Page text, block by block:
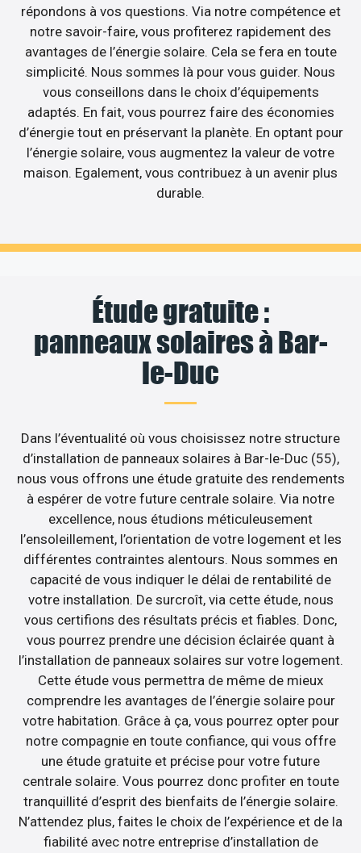
répondons à vos questions. Via notre compétence et
notre savoir-faire, vous profiterez rapidement des
avantages de l’énergie solaire. Cela se fera en toute
simplicité. Nous sommes là pour vous guider. Nous
vous conseillons dans le choix d’équipements
adaptés. En fait, vous pourrez faire des économies
d’énergie tout en préservant la planète. En optant pour
l’énergie solaire, vous augmentez la valeur de votre
maison. Egalement, vous contribuez à un avenir plus
durable.
Étude gratuite :
panneaux solaires à Bar-
le-Duc
Dans l’éventualité où vous choisissez notre structure
d’installation de panneaux solaires à Bar-le-Duc (55),
nous vous offrons une étude gratuite des rendements
à espérer de votre future centrale solaire. Via notre
excellence, nous étudions méticuleusement
l’ensoleillement, l’orientation de votre logement et les
différentes contraintes alentours. Nous sommes en
capacité de vous indiquer le délai de rentabilité de
votre installation. De surcroît, via cette étude, nous
vous certifions des résultats précis et fiables. Donc,
vous pourrez prendre une décision éclairée quant à
l’installation de panneaux solaires sur votre logement.
Cette étude vous permettra de même de mieux
comprendre les avantages de l’énergie solaire pour
votre habitation. Grâce à ça, vous pourrez opter pour
notre compagnie en toute confiance, qui vous offre
une étude gratuite et précise pour votre future
centrale solaire. Vous pourrez donc profiter en toute
tranquillité d’esprit des bienfaits de l’énergie solaire.
N’attendez plus, faites le choix de l’expérience et de la
fiabilité avec notre entreprise d’installation de